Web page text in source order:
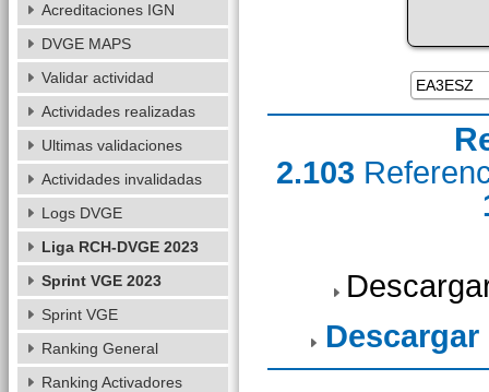
2.103
Acreditaciones IGN
DVGE MAPS
Validar actividad
Actividades realizadas
Ultimas validaciones
Actividades invalidadas
Logs DVGE
Liga RCH-DVGE 2023
Sprint VGE 2023
Sprint VGE
Ranking General
Ranking Activadores